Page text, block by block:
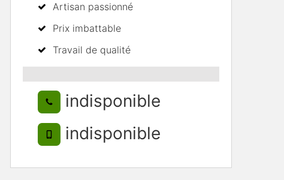
Artisan passionné
Prix imbattable
Travail de qualité
indisponible
indisponible